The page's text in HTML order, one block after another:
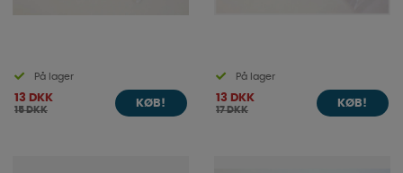
På lager
13 DKK
15 DKK
KØB!
På lager
13 DKK
17 DKK
KØB!